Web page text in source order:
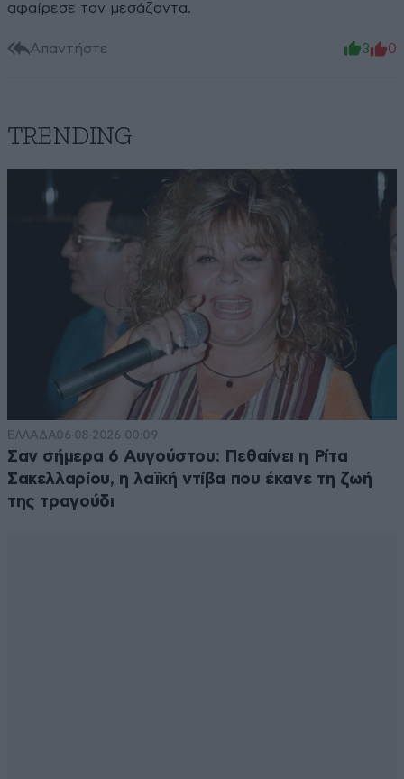
αφαίρεσε τον μεσάζοντα.
Απαντήστε 3 0
TRENDING
ΕΛΛΑΔΑ06·08·2026 00:09
Σαν σήμερα 6 Αυγούστου: Πεθαίνει η Ρίτα
Σακελλαρίου, η λαϊκή ντίβα που έκανε τη ζωή
της τραγούδι